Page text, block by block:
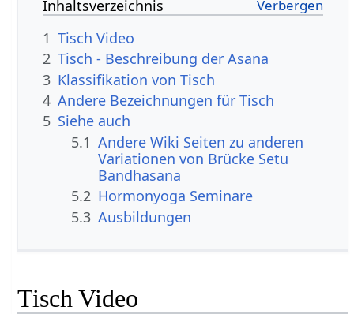
Inhaltsverzeichnis
1 Tisch Video
2 Tisch - Beschreibung der Asana
3 Klassifikation von Tisch
4 Andere Bezeichnungen für Tisch
5 Siehe auch
5.1 Andere Wiki Seiten zu anderen
Variationen von Brücke Setu
Bandhasana
5.2 Hormonyoga Seminare
5.3 Ausbildungen
Tisch Video